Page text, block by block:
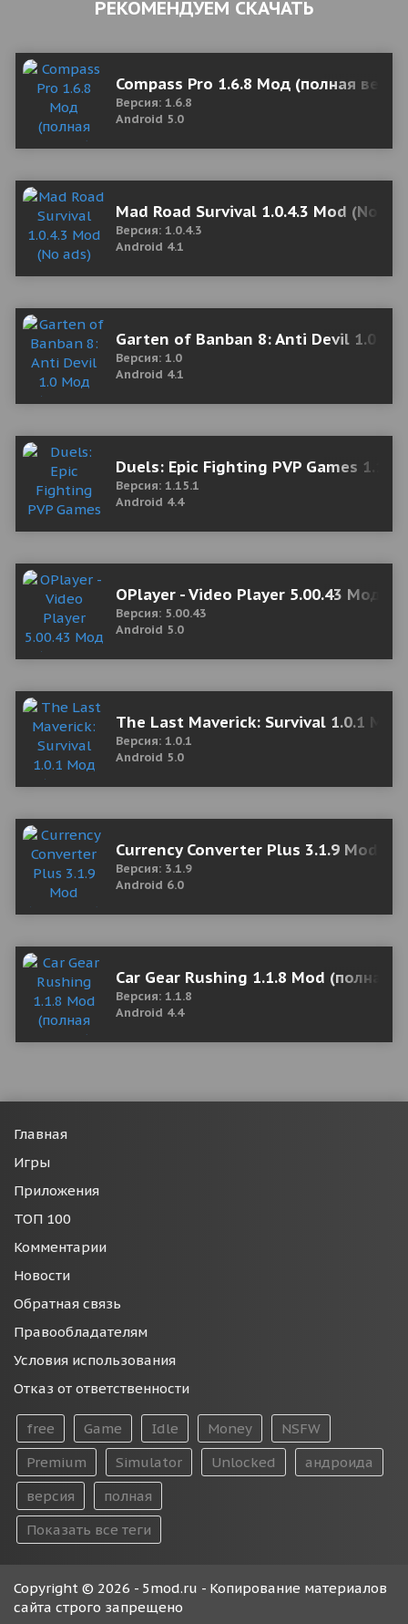
РЕКОМЕНДУЕМ СКАЧАТЬ
Compass Pro 1.6.8 Мод (полная
Версия: 1.6.8
Android 5.0
Mad Road Survival 1.0.4.3 Mod (No
Версия: 1.0.4.3
Android 4.1
Garten of Banban 8: Anti Devil 1.0
Версия: 1.0
Android 4.1
Duels: Epic Fighting PVP Games
Версия: 1.15.1
Android 4.4
OPlayer - Video Player 5.00.43 Мод
Версия: 5.00.43
Android 5.0
The Last Maverick: Survival 1.0.1 Мод
Версия: 1.0.1
Android 5.0
Currency Converter Plus 3.1.9 Mod
Версия: 3.1.9
Android 6.0
Car Gear Rushing 1.1.8 Mod (полная
Версия: 1.1.8
Android 4.4
Главная
Игры
Приложения
ТОП 100
Комментарии
Новости
Обратная связь
Правообладателям
Условия использования
Отказ от ответственности
free Game Idle Money
NSFW
Premium
Simulator Unlocked
андроида
версия
полная
Показать все теги
Copyright © 2026 - 5mod.ru - Копирование материалов
сайта строго запрещено